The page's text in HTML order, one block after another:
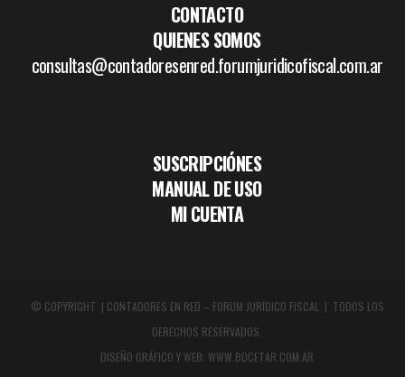
CONTACTO
QUIENES SOMOS
consultas@contadoresenred.forumjuridicofiscal.com.ar
SUSCRIPCIÓNES
MANUAL DE USO
MI CUENTA
© COPYRIGHT | CONTADORES EN RED – FORUM JURÍDICO FISCAL | TODOS LOS
DERECHOS RESERVADOS.
DISEÑO GRÁFICO Y WEB: WWW.BOCETAR.COM.AR